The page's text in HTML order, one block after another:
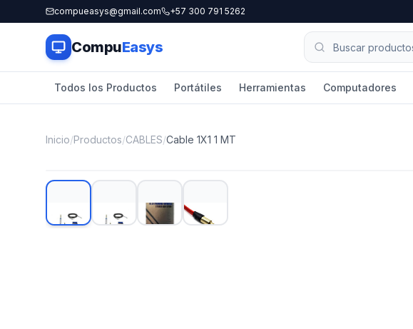
compueasys@gmail.com +57 300 791 5262
CompuEasys
Todos los Productos Portátiles Herramientas Computadores
Inicio/Productos/CABLES/Cable 1X1 1 MT